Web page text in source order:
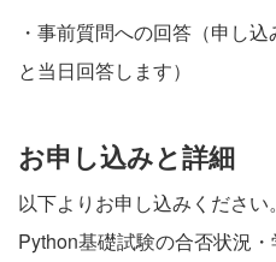
・事前質問への回答（申し
と当日回答します）
お申し込みと詳細
以下よりお申し込みください。
Python基礎試験の合否状況